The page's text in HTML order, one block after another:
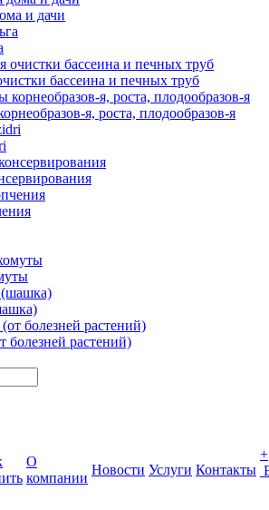
и дачи
бассеина и печных труб
я, роста, плодообразов-я
растений)
О
компании
Новости Услуги Контакты
+